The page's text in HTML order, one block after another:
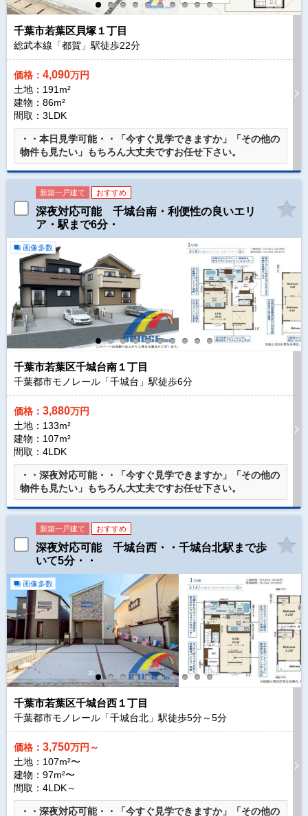
千葉市若葉区貝塚１丁目
総武本線「都賀」駅徒歩22分
価格： 4,090万円
土地：191m²
建物：86m²
間取：3LDK
・・本日見学可能・・「今すぐ見学できますか」「その他の
物件も見たい」もちろん大丈夫ですお任せ下さい。
新築一戸建て おすすめ
深夜対応可能 千城台南・利便性の良いエリ
ア・駅まで6分・
画像多数
千葉市若葉区千城台南１丁目
千葉都市モノレール「千城台」駅徒歩6分
価格： 3,880万円
土地：133m²
建物：107m²
間取：4LDK
・・深夜対応可能・・「今すぐ見学できますか」「その他の
物件も見たい」もちろん大丈夫ですお任せ下さい。
新築一戸建て おすすめ
深夜対応可能 千城台西・・千城台北駅まで歩
いて5分・・
画像多数
千葉市若葉区千城台西１丁目
千葉都市モノレール「千城台北」駅徒歩5分～5分
価格： 3,750万円～
土地：107m²〜
建物：97m²〜
間取：4LDK～
・・深夜対応可能・・「今すぐ見学できますか」「その他の